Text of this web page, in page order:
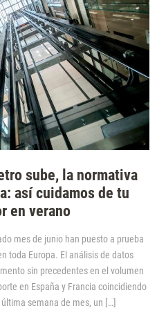
sube, la normativa
así cuidamos de tu
en verano
mes de junio han puesto a prueba
toda Europa. El análisis de datos
sin precedentes en el volumen
en España y Francia coincidiendo
semana de mes, un […]